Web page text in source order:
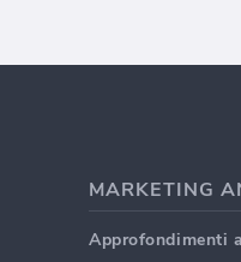
MARKETING
Approfondimenti